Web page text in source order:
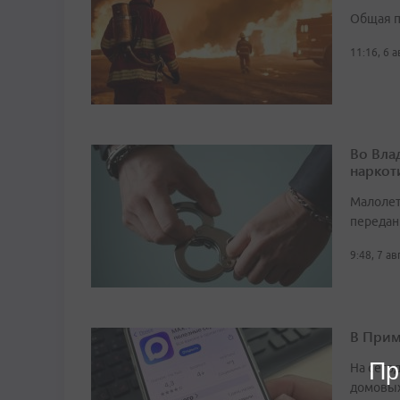
Общая
11:16, 6
Во
9:48, 7
В
На